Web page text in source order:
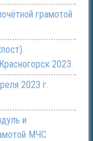
грамотой
2023.
2023 г.
и
МЧС